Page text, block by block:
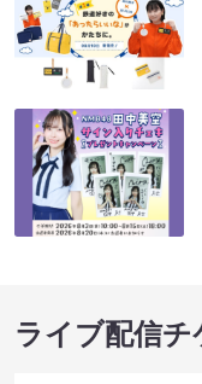
ライブ配信チ